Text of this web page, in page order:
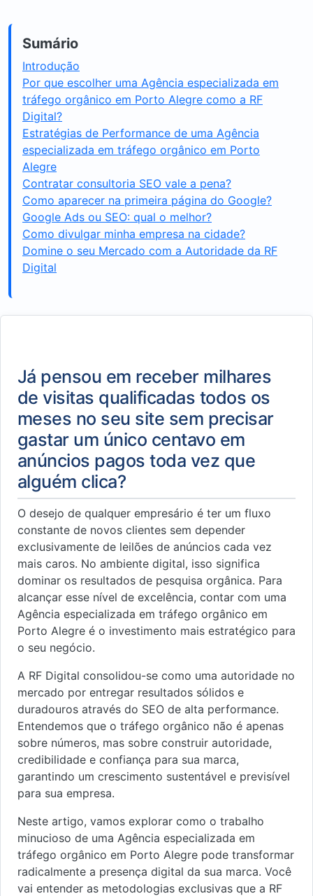
Sumário
Introdução
Por que escolher uma Agência especializada em
tráfego orgânico em Porto Alegre como a RF
Digital?
Estratégias de Performance de uma Agência
especializada em tráfego orgânico em Porto
Alegre
Contratar consultoria SEO vale a pena?
Como aparecer na primeira página do Google?
Google Ads ou SEO: qual o melhor?
Como divulgar minha empresa na cidade?
Domine o seu Mercado com a Autoridade da RF
Digital
Já pensou em receber milhares
de visitas qualificadas todos os
meses no seu site sem precisar
gastar um único centavo em
anúncios pagos toda vez que
alguém clica?
O desejo de qualquer empresário é ter um fluxo
constante de novos clientes sem depender
exclusivamente de leilões de anúncios cada vez
mais caros. No ambiente digital, isso significa
dominar os resultados de pesquisa orgânica. Para
alcançar esse nível de excelência, contar com uma
Agência especializada em tráfego orgânico em
Porto Alegre é o investimento mais estratégico para
o seu negócio.
A RF Digital consolidou-se como uma autoridade no
mercado por entregar resultados sólidos e
duradouros através do SEO de alta performance.
Entendemos que o tráfego orgânico não é apenas
sobre números, mas sobre construir autoridade,
credibilidade e confiança para sua marca,
garantindo um crescimento sustentável e previsível
para sua empresa.
Neste artigo, vamos explorar como o trabalho
minucioso de uma Agência especializada em
tráfego orgânico em Porto Alegre pode transformar
radicalmente a presença digital da sua marca. Você
vai entender as metodologias exclusivas que a RF